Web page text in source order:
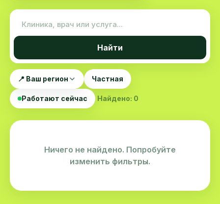
Найти
📍 Ваш регион Частная
Работают сейчас Найдено: 0
Ничего не найдено. Попробуйте
изменить фильтры.